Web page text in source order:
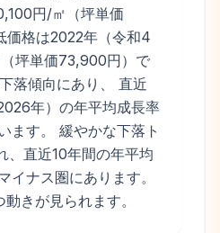
円/㎡（坪単価
価格は2022年（令和4
坪単価73,900円）で
落傾向にあり、 直近
年）の年平均成長率
ます。 緩やかな下落ト
、直近10年間の年平均
イナス圏にあります。
きが見られます。